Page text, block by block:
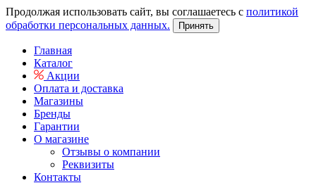
Продолжая использовать сайт, вы соглашаетесь с политикой
обработки персональных данных.
Принять
Главная
Каталог
Акции
Оплата и доставка
Магазины
Бренды
Гарантии
О магазине
Отзывы о компании
Реквизиты
Контакты